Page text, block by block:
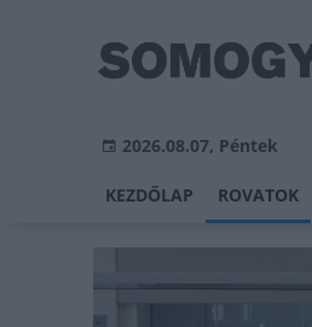
2026.08.07, Péntek
KEZDŐLAP ROVATOK